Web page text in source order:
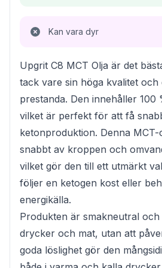
Kan vara dyr
Upgrit C8 MCT Olja är det
tack vare sin höga kvalitet och
prestanda. Den innehåller 100
vilket är perfekt för att få
ketonproduktion. Denna
snabbt av kroppen och
vilket gör den till ett utmärkt
följer en ketogen kost eller
energikälla.
Produkten är smakneutral och
drycker och mat, utan att
goda löslighet gör den